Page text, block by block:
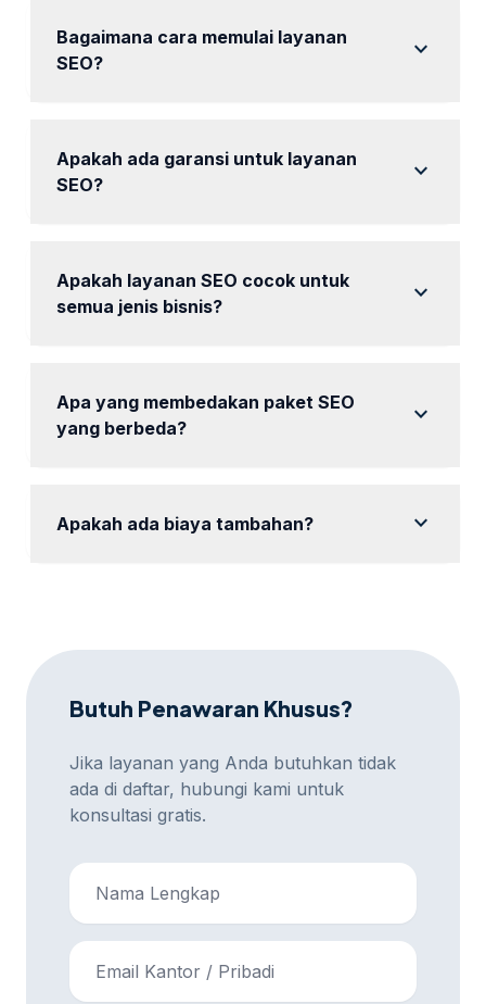
meningkatkan visibilitas Anda.
Bagaimana cara memulai layanan
SEO?
expand_more
Apakah ada garansi untuk layanan
SEO?
expand_more
Apakah layanan SEO cocok untuk
semua jenis bisnis?
expand_more
Apa yang membedakan paket SEO
yang berbeda?
expand_more
Apakah ada biaya tambahan? expand_more
Butuh Penawaran Khusus?
Jika layanan yang Anda butuhkan tidak
ada di daftar, hubungi kami untuk
konsultasi gratis.